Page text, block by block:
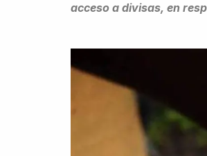
acceso a divisas, en